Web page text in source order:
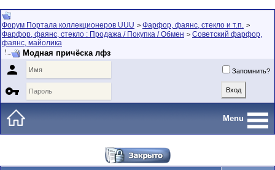
Форум Портала коллекционеров UUU > Фарфор, фаянс, стекло и т.п. >
Фарфор, фаянс, стекло : Продажа / Покупка / Обмен > Советский фарфор,
фаянс, майолика
Модная причёска лфз
 Запомнить?

Menu